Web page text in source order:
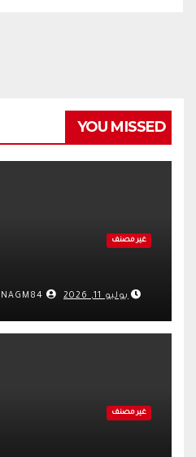
YOU MISSED
غير مصنف
يوليو 11, 2026
غير مصنف